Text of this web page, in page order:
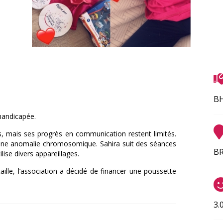
mais ses progrès en communication restent limités.
anomalie chromosomique. Sahira suit des séances
divers appareillages.
l’association a décidé de financer une poussette